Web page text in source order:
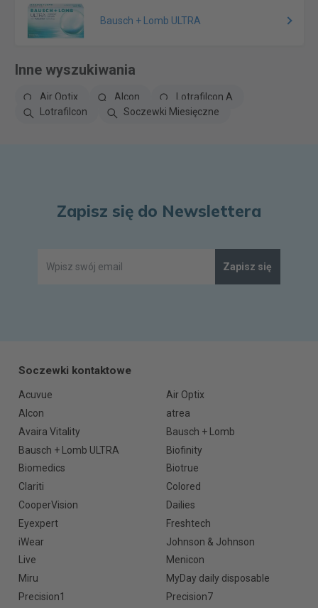
Bausch + Lomb ULTRA
Inne wyszukiwania
Air Optix Alcon
Lotrafilcon A
Lotrafilcon
Soczewki Miesięczne
Zapisz się do Newslettera
Zapisz się
Soczewki kontaktowe
Acuvue
Air Optix
Alcon
atrea
Avaira Vitality
Bausch + Lomb
Bausch + Lomb ULTRA
Biofinity
Biomedics
Biotrue
Clariti
Colored
CooperVision
Dailies
Eyexpert
Freshtech
iWear
Johnson & Johnson
Live
Menicon
Miru
MyDay daily disposable
Precision1
Precision7